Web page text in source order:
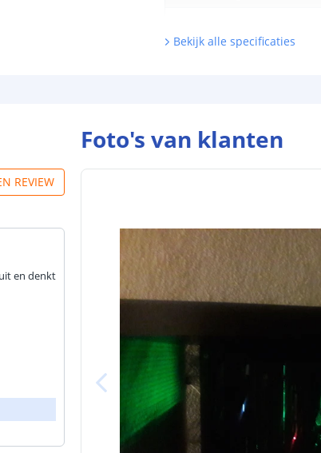
Achtergrond kleur strip (PCB)
Garantie
Bekijk alle specificaties
REVIEW
en denkt
Foto's van klanten